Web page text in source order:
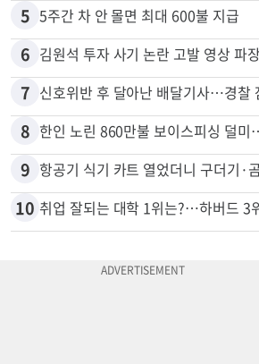
4
5 5주간 차 안 몰면 최대 600불 지급
6 김원석 투자 사기 논란 고발 영상 파
7
8
9